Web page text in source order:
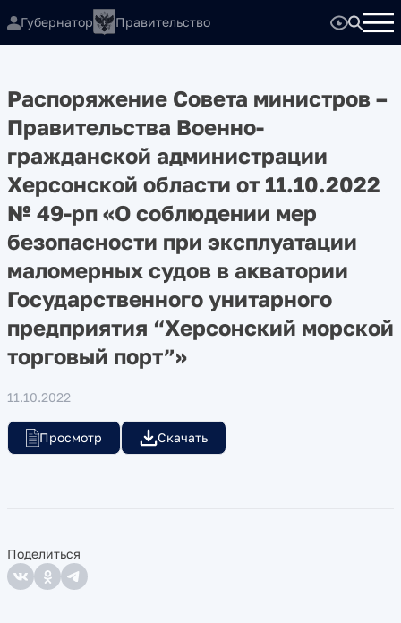
Губернатор Правительство
Распоряжение Совета министров –
Правительства Военно-
гражданской администрации
Херсонской области от 11.10.2022
№ 49-рп «О соблюдении мер
безопасности при эксплуатации
маломерных судов в акватории
Государственного унитарного
предприятия “Херсонский морской
торговый порт”»
11.10.2022
Просмотр Скачать
Поделиться